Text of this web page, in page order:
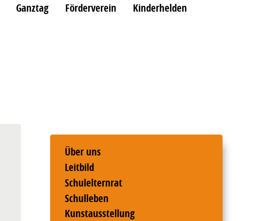
Ganztag Förderverein
Kinderhelden
Über uns
Leitbild
Schulelternrat
Schulleben
Kunstausstellung